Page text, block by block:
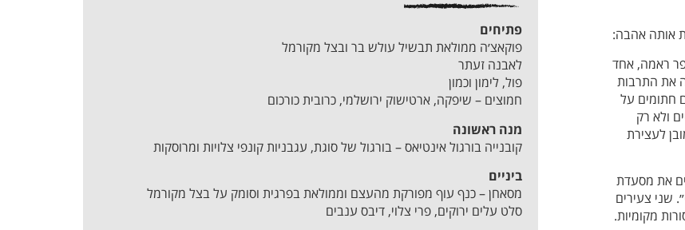
אותה אהבה:
ראמה, אחד
החשובים והטעימים בארץ. מגישים כבר למעלה מ-20 שנה את התרבות
חתומים על
ולא רק
לעצירת
את מסעדת
שני צעירים
מקומיות.
פתיחים
פוקאצ׳ה ממולאת תבשיל עולש בר ובצל מקורמל
לאבנה זעתר
פול, לימון וכמון
חמוצים – שיפקה, ארטישוק ירושלמי, כרובית כורכום
מנה ראשונה
קובנייה בורגולאינטיאס – בורגול של סוגת, עגבניות קונפי צלויות ומרוסקות
ביניים
מסאחן – כנף עוף מפורקת מהעצם וממולאת בפרגית וסומק על בצל מקורמל
סלט עלים ירוקים, פרי צלוי, דיבס ענבים